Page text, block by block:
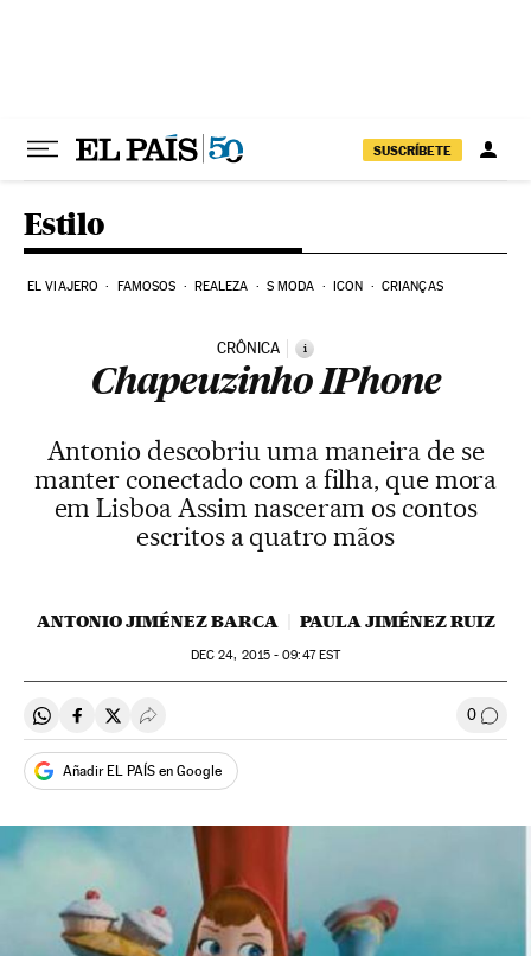
SUSCRÍBETE
Estilo
EL VIAJERO FAMOSOS REALEZA S MODA ICON CRIANÇAS
CRÔNICA i
Chapeuzinho IPhone
Antonio descobriu uma maneira de se
manter conectado com a filha, que mora
em Lisboa Assim nasceram os contos
escritos a quatro mãos
ANTONIO JIMÉNEZ BARCA PAULA JIMÉNEZ RUIZ
DEC 24, 2015 - 09:47EST
Compartir en Whatsapp
Compartir en Facebook
Compartir en Twitter
Desplegar Redes Sociales 0
Añadir EL PAÍS en Google